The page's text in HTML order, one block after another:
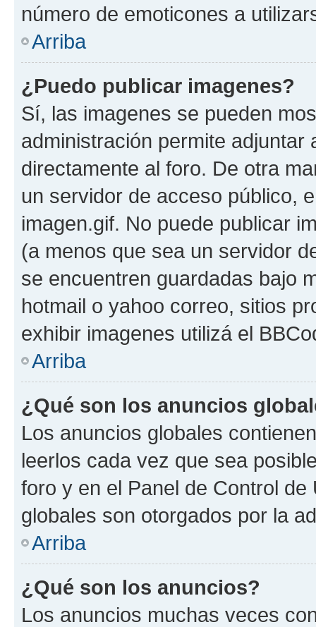
número de emoticones a
Arriba
¿Puedo publicar imagenes?
Sí, las imagenes se pueden
administración permite
directamente al foro. De otra
un servidor de acceso público,
imagen.gif. No puede publicar
(a menos que sea un servidor
se encuentren guardadas bajo
hotmail o yahoo correo, sitios
exhibir imagenes utilizá el
Arriba
¿Qué son los anuncios
Los anuncios globales
leerlos cada vez que sea
foro y en el Panel de Control
globales son otorgados por la
Arriba
¿Qué son los anuncios?
Los anuncios muchas veces